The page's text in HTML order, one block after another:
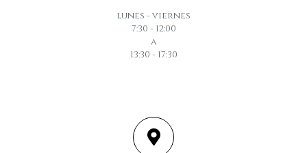
lunes - viernes
7:30 - 12:00
a
13:30 - 17:30